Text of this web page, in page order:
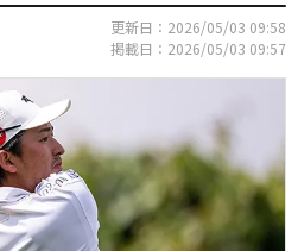
更新日：2026/05/03 09:58
掲載日：2026/05/03 09:57